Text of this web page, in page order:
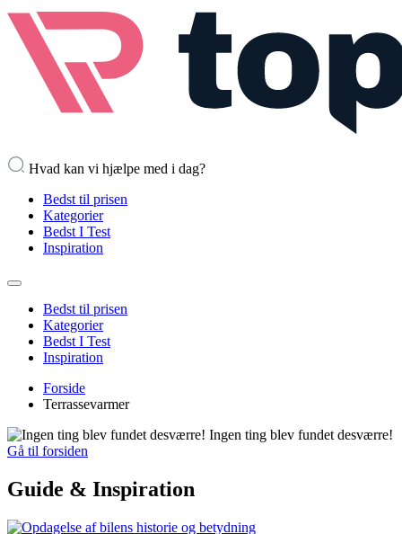
Hvad kan vi hjælpe med i dag?
Bedst til prisen
Kategorier
Bedst I Test
Inspiration
Bedst til prisen
Kategorier
Bedst I Test
Inspiration
Forside
Terrassevarmer
Ingen ting blev fundet desværre!
Gå til forsiden
Guide & Inspiration